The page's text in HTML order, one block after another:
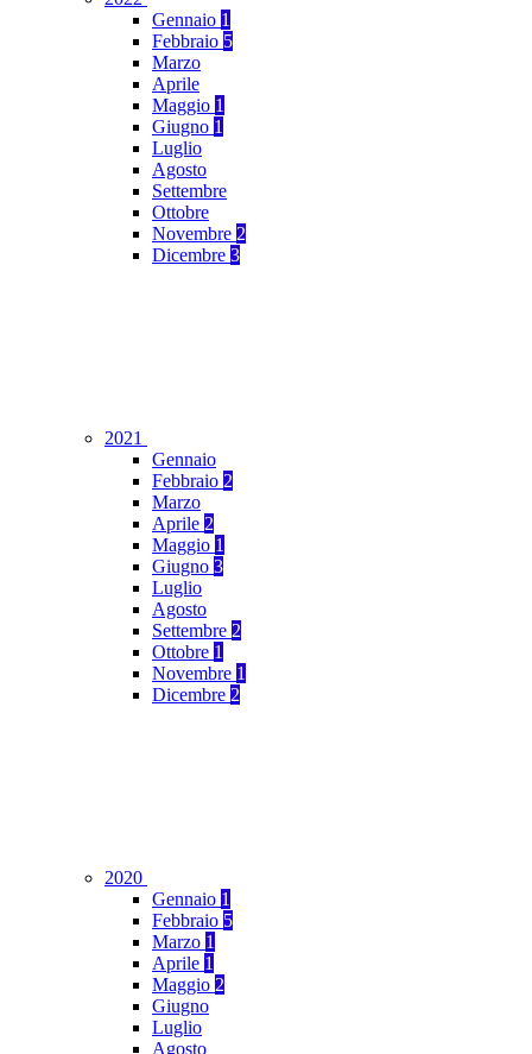
Gennaio 1
Febbraio 5
Marzo
Aprile
Maggio 1
Giugno 1
Luglio
Agosto
Settembre
Ottobre
Novembre 2
Dicembre 3
2021
Gennaio
Febbraio 2
Marzo
Aprile 2
Maggio 1
Giugno 3
Luglio
Agosto
Settembre 2
Ottobre 1
Novembre 1
Dicembre 2
2020
Gennaio 1
Febbraio 5
Marzo 1
Aprile 1
Maggio 2
Giugno
Luglio
Agosto